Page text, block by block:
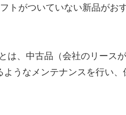
トがついていない新品がお
は、中古品（会社のリース
ようなメンテナンスを行い